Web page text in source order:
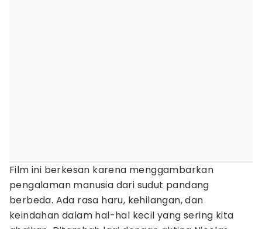
Film ini berkesan karena menggambarkan
pengalaman manusia dari sudut pandang
berbeda. Ada rasa haru, kehilangan, dan
keindahan dalam hal-hal kecil yang sering kita